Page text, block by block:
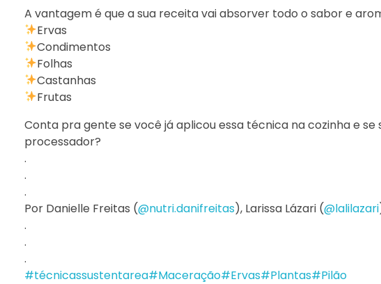
A vantagem é que a sua receita vai absorver todo o sabor e
Ervas
Condimentos
Folhas
Castanhas
Frutas
Conta pra gente se você já aplicou essa técnica na cozinha e se
processador?
.
.
.
Por Danielle Freitas (@nutri.danifreitas), Larissa Lázari (@lalilazari
.
.
.
#técnicassustentarea#Maceração#Ervas#Plantas#Pilão